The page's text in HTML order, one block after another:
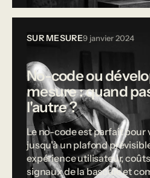
SUR MESURE9 janvier 2024
No-code ou
mesure : quand
l'autre ?
Le no-code est parfait pour
jusqu'à un plafond
expérience utilisateur,
signaux de la bascule et